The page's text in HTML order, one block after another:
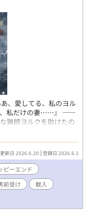
、愛してる、私のヨル
、私だけの妻……』 ――
猟師ヨルクを助けたの
た。 ヨルクは彼がたっ
不器用ながらも温かい
てくれ、グラキオス！
れは……マタタビの粉
イヌハッカ！なぜか転
ための古代文献！ 興奮
人からの裏切りに遭
意したヨルク。 しか
は、規格外のデカブツ
新日 2026.6.20 登録日 2026.6.1
ピーエンド
前受け
獣人